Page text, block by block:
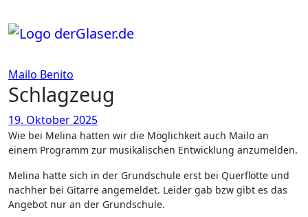
Inhalt
springen
Mailo Benito
Schlagzeug
19. Oktober 2025
Wie bei Melina hatten wir die Möglichkeit auch Mailo an
einem Programm zur musikalischen Entwicklung anzumelden.
Melina hatte sich in der Grundschule erst bei Querflötte und
nachher bei Gitarre angemeldet. Leider gab bzw gibt es das
Angebot nur an der Grundschule.